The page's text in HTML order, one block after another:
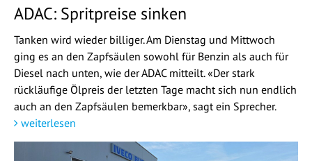
ADAC: Spritpreise sinken
Tanken wird wieder billiger. Am Dienstag und Mittwoch
ging es an den Zapfsäulen sowohl für Benzin als auch für
Diesel nach unten, wie der ADAC mitteilt. «Der stark
rückläufige Ölpreis der letzten Tage macht sich nun endlich
auch an den Zapfsäulen bemerkbar», sagt ein Sprecher.
weiterlesen